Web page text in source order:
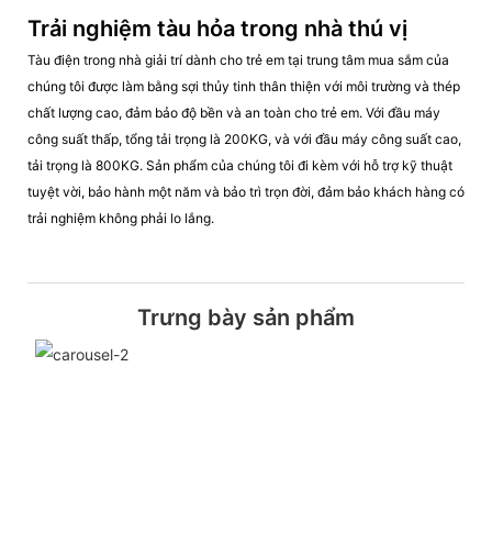
Trải nghiệm tàu hỏa trong nhà thú vị
Tàu điện trong nhà giải trí dành cho trẻ em tại trung tâm mua sắm của
chúng tôi được làm bằng sợi thủy tinh thân thiện với môi trường và thép
chất lượng cao, đảm bảo độ bền và an toàn cho trẻ em. Với đầu máy
công suất thấp, tổng tải trọng là 200KG, và với đầu máy công suất cao,
tải trọng là 800KG. Sản phẩm của chúng tôi đi kèm với hỗ trợ kỹ thuật
tuyệt vời, bảo hành một năm và bảo trì trọn đời, đảm bảo khách hàng có
trải nghiệm không phải lo lắng.
Trưng bày sản phẩm